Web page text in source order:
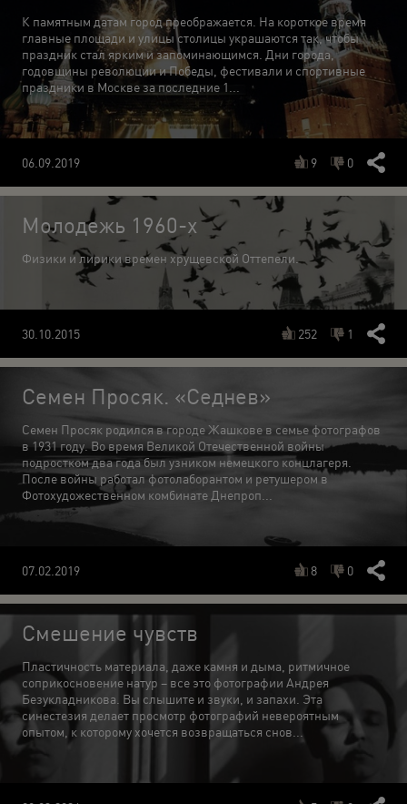
К памятным датам город преображается. На короткое время
главные площади и улицы столицы украшаются так, чтобы
праздник стал ярким и запоминающимся. Дни города,
годовщины революции и Победы, фестивали и спортивные
праздники в Москве за последние 1...
06.09.2019 9 0
Молодежь 1960-х
Физики и лирики времен хрущевской Оттепели.
30.10.2015 252 1
Семен Просяк. «Седнев»
Семен Просяк родился в городе Жашкове в семье фотографов
в 1931 году. Во время Великой Отечественной войны
подростком два года был узником немецкого концлагеря.
После войны работал фотолаборантом и ретушером в
Фотохудожественном комбинате Днепроп...
07.02.2019 8 0
Смешение чувств
Пластичность материала, даже камня и дыма, ритмичное
соприкосновение натур – все это фотографии Андрея
Безукладникова. Вы слышите и звуки, и запахи. Эта
синестезия делает просмотр фотографий невероятным
опытом, к которому хочется возвращаться снов...